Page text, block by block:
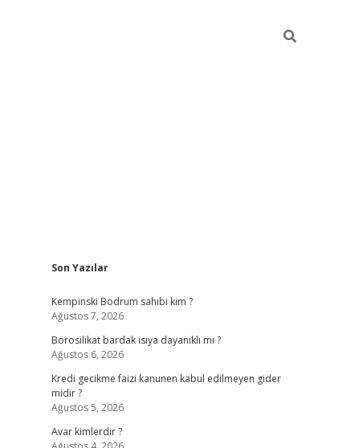
Sidebar
Son Yazılar
Kempinski Bodrum sahibi kim ?
Ağustos 7, 2026
Borosilikat bardak isıya dayanıklı mı ?
Ağustos 6, 2026
Kredi gecikme faizi kanunen kabul edilmeyen gider
midir ?
Ağustos 5, 2026
Avar kimlerdir ?